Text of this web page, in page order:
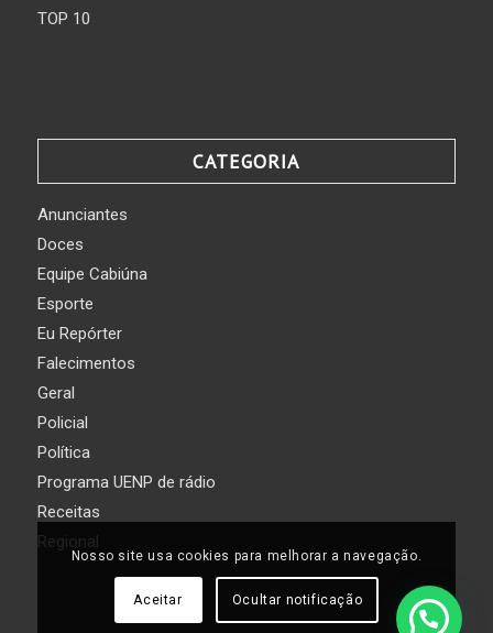
TOP 10
CATEGORIA
Anunciantes
Doces
Equipe Cabiúna
Esporte
Eu Repórter
Falecimentos
Geral
Policial
Política
Programa UENP de rádio
Receitas
Regional
Nosso site usa cookies para melhorar a navegação.
Aceitar Ocultar notificação